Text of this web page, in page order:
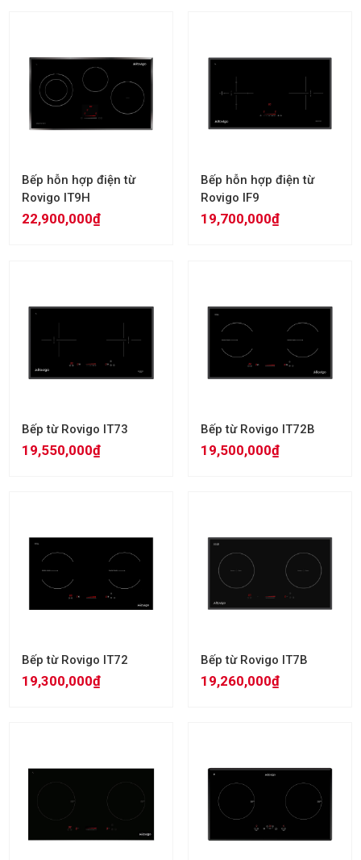
Bếp hỗn hợp điện từ
Rovigo IT9H
22,900,000₫
Bếp hỗn hợp điện từ
Rovigo IF9
19,700,000₫
Bếp từ Rovigo IT73
19,550,000₫
Bếp từ Rovigo IT72B
19,500,000₫
Bếp từ Rovigo IT72
19,300,000₫
Bếp từ Rovigo IT7B
19,260,000₫